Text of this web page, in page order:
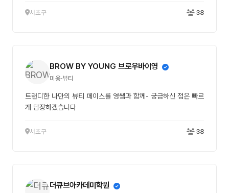
서초구 38
BROW BY YOUNG 브로우바이영
미용·뷰티
트랜디한 나만의 뷰티 페이스를 영쌤과 함께- 궁금하신 점은 빠르
게 답장하겠습니다
서초구 38
더큐브아카데미학원